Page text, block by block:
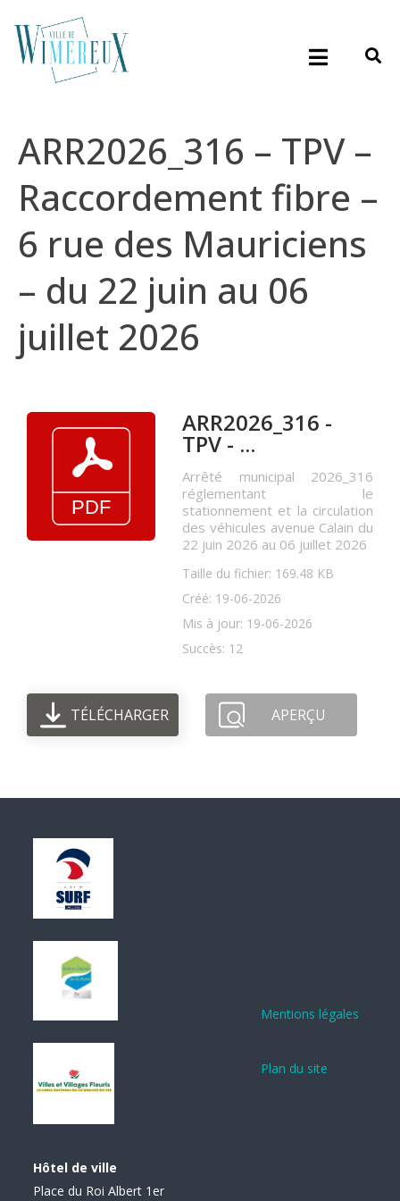
ARR2026_316 – TPV –
Raccordement fibre –
6 rue des Mauriciens
– du 22 juin au 06
juillet 2026
ARR2026_316 -
TPV - ...
Arrêté municipal 2026_316
réglementant le
stationnement et la circulation
des véhicules avenue Calain du
22 juin 2026 au 06 juillet 2026
Taille du fichier: 169.48 KB
Créé: 19-06-2026
Mis à jour: 19-06-2026
Succès: 12
TÉLÉCHARGER APERÇU
Hôtel de ville
Place du Roi Albert 1er
Mentions légales
Plan du site